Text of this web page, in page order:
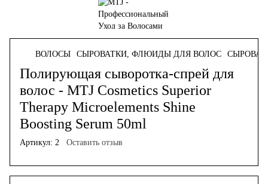
ВОЛОСЫ СЫРОВАТКИ, ФЛЮИДЫ ДЛЯ ВОЛОС
Полирующая сыворотка-спрей для
волос - MTJ Cosmetics Superior
Therapy Microelements Shine
Boosting Serum 50ml
Артикул: 2 Оставить отзыв